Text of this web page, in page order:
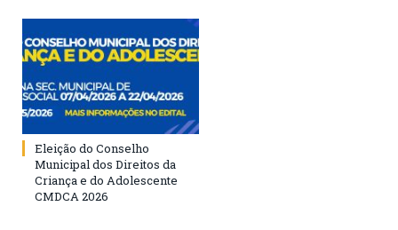
Eleição do Conselho
Municipal dos Direitos da
Criança e do Adolescente
CMDCA 2026